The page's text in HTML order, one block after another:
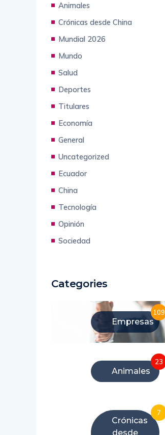
Animales
Crónicas desde China
Mundial 2026
Mundo
Salud
Deportes
Titulares
Economía
General
Uncategorized
Ecuador
China
Tecnología
Opinión
Sociedad
Categories
Empresas
109
Animales
23
Crónicas
desde
7